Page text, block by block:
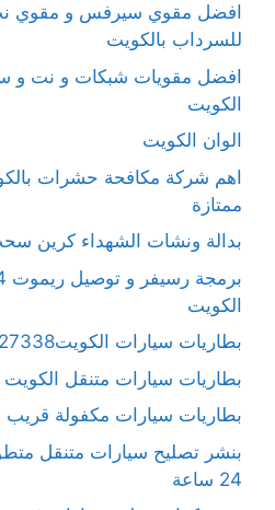
افضل مقوي سيرفس و مقوي
للسرداب بالكويت
افضل مقويات شبكات و نت و
الكويت
الوان الكويت
اهم شركة مكافحة حشرات
ممتازة
بدالة ونشات الشهداء كرين
الكويت
بطاريات سيارات الكويت52227338
بطاريات سيارات متنقل
بطاريات سيارات مكفولة
بنشر تصليح سيارات متنقل
24 ساعة